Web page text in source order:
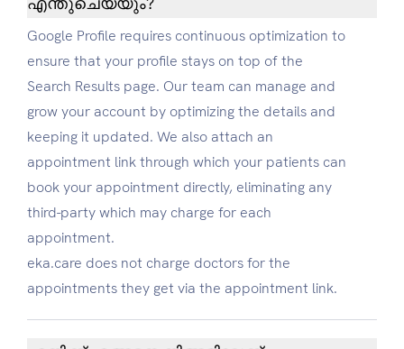
Google Profile requires continuous optimization to
ensure that your profile stays on top of the
Search Results page. Our team can manage and
grow your account by optimizing the details and
keeping it updated. We also attach an
appointment link through which your patients can
book your appointment directly, eliminating any
third-party which may charge for each
appointment.
eka.care does not charge doctors for the
appointments they get via the appointment link.